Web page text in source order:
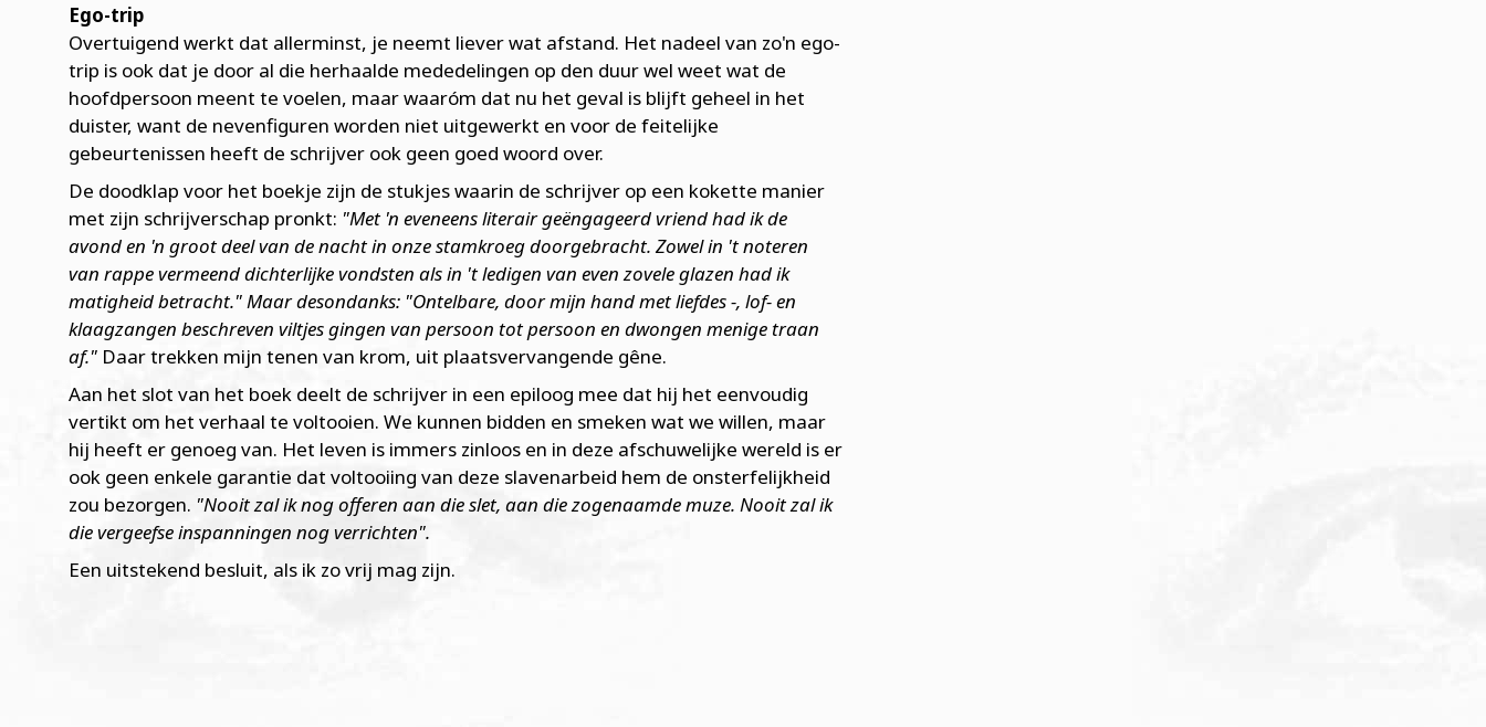
Ego-trip
Overtuigend werkt dat allerminst, je neemt liever wat afstand. Het nadeel van zo'n ego-
trip is ook dat je door al die herhaalde mededelingen op den duur wel weet wat de
hoofdpersoon meent te voelen, maar waaróm dat nu het geval is blijft geheel in het
duister, want de nevenfiguren worden niet uitgewerkt en voor de feitelijke
gebeurtenissen heeft de schrijver ook geen goed woord over.
De doodklap voor het boekje zijn de stukjes waarin de schrijver op een kokette manier
met zijn schrijverschap pronkt: "Met 'n eveneens literair geëngageerd vriend had ik de
avond en 'n groot deel van de nacht in onze stamkroeg doorgebracht. Zowel in 't noteren
van rappe vermeend dichterlijke vondsten als in 't ledigen van even zovele glazen had ik
matigheid betracht." Maar desondanks: "Ontelbare, door mijn hand met liefdes -, lof- en
klaagzangen beschreven viltjes gingen van persoon tot persoon en dwongen menige traan
af." Daar trekken mijn tenen van krom, uit plaatsvervangende gêne.
Aan het slot van het boek deelt de schrijver in een epiloog mee dat hij het eenvoudig
vertikt om het verhaal te voltooien. We kunnen bidden en smeken wat we willen, maar
hij heeft er genoeg van. Het leven is immers zinloos en in deze afschuwelijke wereld is er
ook geen enkele garantie dat voltooiing van deze slavenarbeid hem de onsterfelijkheid
zou bezorgen. "Nooit zal ik nog offeren aan die slet, aan die zogenaamde muze. Nooit zal ik
die vergeefse inspanningen nog verrichten".
Een uitstekend besluit, als ik zo vrij mag zijn.